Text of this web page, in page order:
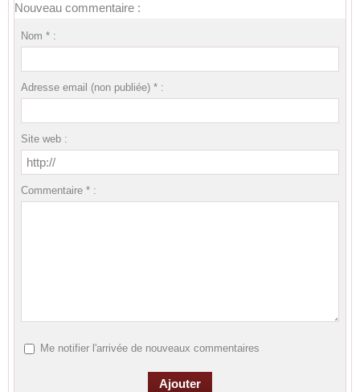
Nouveau commentaire :
Nom * :
Adresse email (non publiée) * :
Site web :
Commentaire * :
Me notifier l'arrivée de nouveaux commentaires